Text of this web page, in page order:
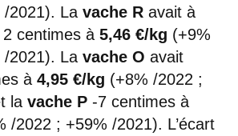
/2021). La vache R avait à
2 centimes à 5,46 €/kg (+9%
/2021). La vache O avait
à 4,95 €/kg (+8% /2022 ;
la vache P -7 centimes à
/2022 ; +59% /2021). L’écart